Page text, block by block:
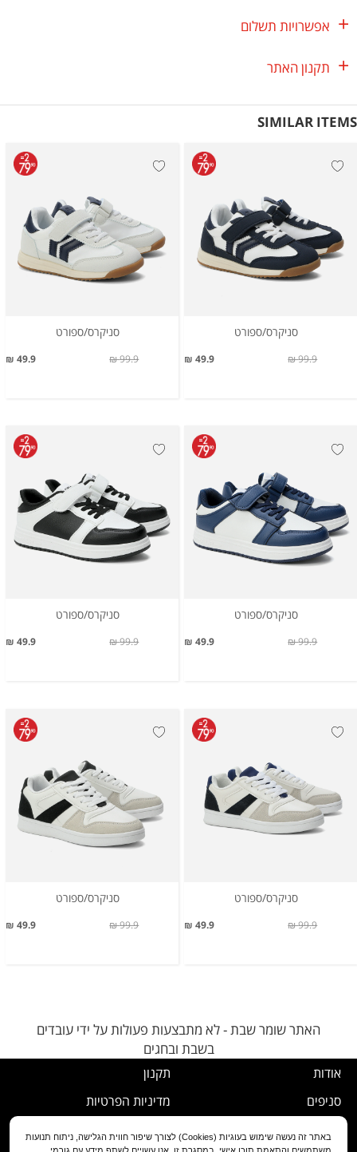
אפשרויות תשלום
תקנון האתר
SIMILAR ITEMS
סניקרס/ספורט
49.9 ₪ 99.9 ₪
סניקרס/ספורט
49.9 ₪ 99.9 ₪
סניקרס/ספורט
49.9 ₪ 99.9 ₪
סניקרס/ספורט
49.9 ₪ 99.9 ₪
סניקרס/ספורט
49.9 ₪ 99.9 ₪
סניקרס/ספורט
49.9 ₪ 99.9 ₪
האתר שומר שבת - לא מתבצעות פעולות על ידי עובדים
בשבת ובחגים
אודות
סניפים
תקנון
מדיניות הפרטיות
נוהל ביטול עסקה
באתר זה נעשה שימוש בעוגיות (Cookies) לצורך שיפור חווית הגלישה, ניתוח תנועות